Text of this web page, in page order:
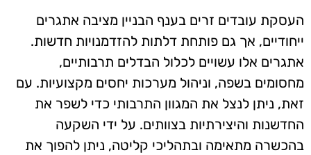
העסקת עובדים זרים בענף הבניין מציבה אתגרים
ייחודיים, אך גם פותחת דלתות להזדמנויות חדשות.
אתגרים אלו עשויים לכלול הבדלים תרבותיים,
מחסומים בשפה, וניהול מערכות יחסים מקצועיות. עם
זאת, ניתן לנצל את המגוון התרבותי כדי לשפר את
החדשנות והיצירתיות בצוותים. על ידי השקעה
בהכשרה מתאימה ובתהליכי קליטה, ניתן להפוך את